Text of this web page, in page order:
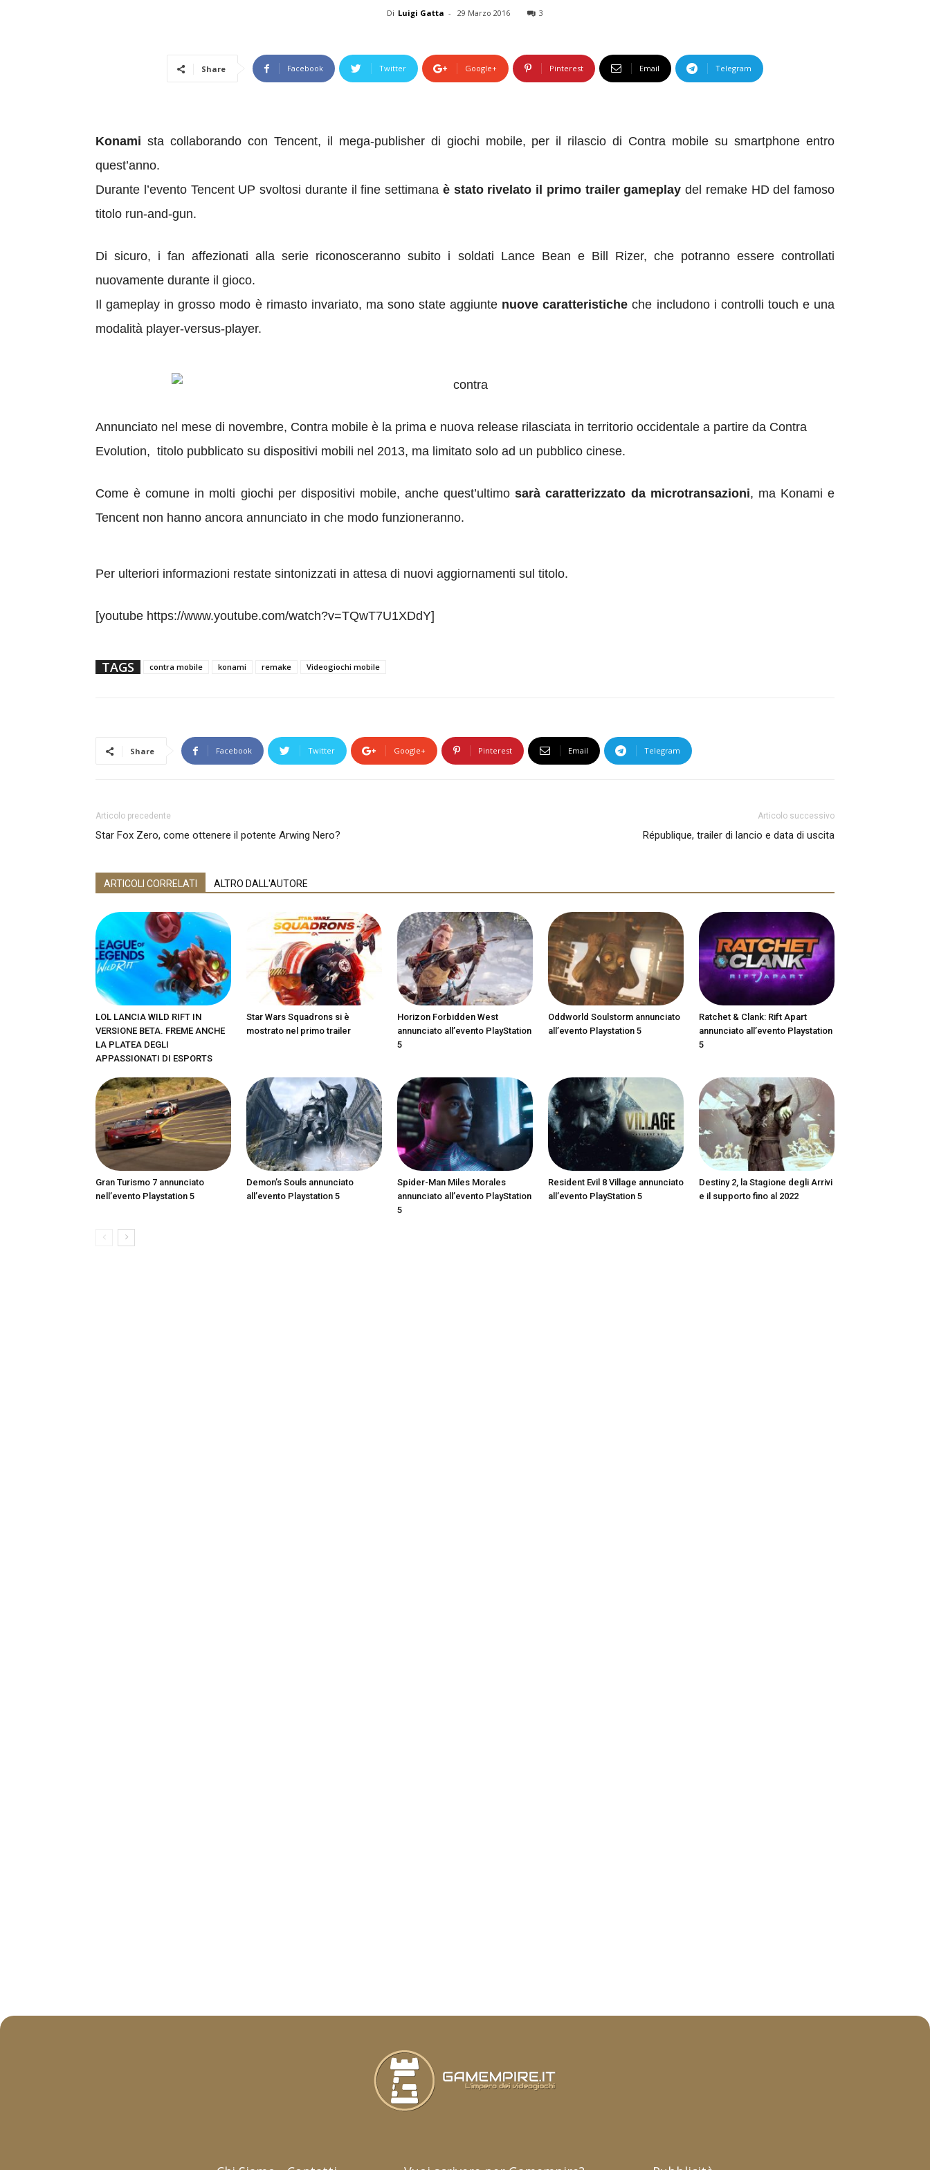
Di Luigi Gatta - 29 Marzo 2016 3
Share Facebook Twitter Google+ Pinterest Email Telegram
Konami sta collaborando con Tencent, il mega-publisher di giochi mobile, per il rilascio di Contra mobile su smartphone entro
quest’anno.
Durante l’evento Tencent UP svoltosi durante il fine settimana è stato rivelato il primo trailer gameplay del remake HD del famoso
titolo run-and-gun.
Di sicuro, i fan affezionati alla serie riconosceranno subito i soldati Lance Bean e Bill Rizer, che potranno essere controllati
nuovamente durante il gioco.
Il gameplay in grosso modo è rimasto invariato, ma sono state aggiunte nuove caratteristiche che includono i controlli touch e una
modalità player-versus-player.
Annunciato nel mese di novembre, Contra mobile è la prima e nuova release rilasciata in territorio occidentale a partire da Contra
Evolution, titolo pubblicato su dispositivi mobili nel 2013, ma limitato solo ad un pubblico cinese.
Come è comune in molti giochi per dispositivi mobile, anche quest’ultimo sarà caratterizzato da microtransazioni, ma Konami e
Tencent non hanno ancora annunciato in che modo funzioneranno.
Per ulteriori informazioni restate sintonizzati in attesa di nuovi aggiornamenti sul titolo.
[youtube https://www.youtube.com/watch?v=TQwT7U1XDdY]
TAGS contra mobile konami remake Videogiochi mobile
Share Facebook Twitter Google+ Pinterest Email Telegram
Articolo precedente
Star Fox Zero, come ottenere il potente Arwing Nero?
Articolo successivo
République, trailer di lancio e data di uscita
ARTICOLI CORRELATI ALTRO DALL'AUTORE
LOL LANCIA WILD RIFT IN
VERSIONE BETA. FREME ANCHE
LA PLATEA DEGLI
APPASSIONATI DI ESPORTS
Star Wars Squadrons si è
mostrato nel primo trailer
Horizon Forbidden West
annunciato all’evento PlayStation
5
Oddworld Soulstorm annunciato
all’evento Playstation 5
Ratchet & Clank: Rift Apart
annunciato all’evento Playstation
5
Gran Turismo 7 annunciato
nell’evento Playstation 5
Demon’s Souls annunciato
all’evento Playstation 5
Spider-Man Miles Morales
annunciato all’evento PlayStation
5
Resident Evil 8 Village annunciato
all’evento PlayStation 5
Destiny 2, la Stagione degli Arrivi
e il supporto fino al 2022